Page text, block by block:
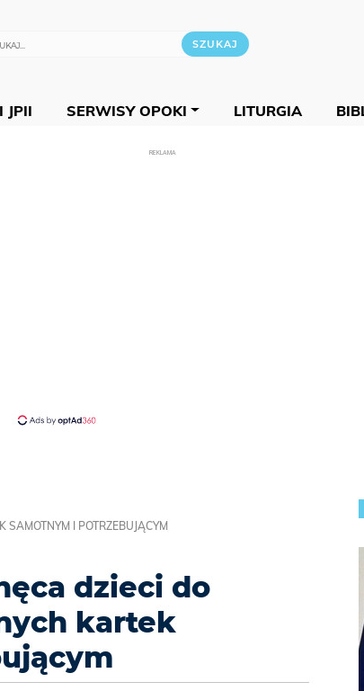
JPII SERWISY OPOKI LITURGIA
REKLAMA
I POTRZEBUJĄCYM
dzieci do
kartek